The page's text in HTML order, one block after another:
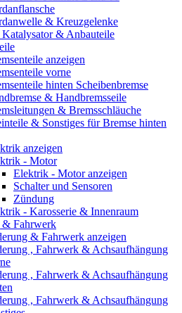
& Kreuzgelenke
& Anbauteile
anzeigen
vorne
hinten Scheibenbremse
& Handbremsseile
& Bremsschläuche
& Sonstiges für Bremse hinten
anzeigen
- Motor
Elektrik - Motor anzeigen
Schalter und Sensoren
Zündung
- Karosserie & Innenraum
& Fahrwerk
& Fahrwerk anzeigen
, Fahrwerk & Achsaufhängung
, Fahrwerk & Achsaufhängung
, Fahrwerk & Achsaufhängung